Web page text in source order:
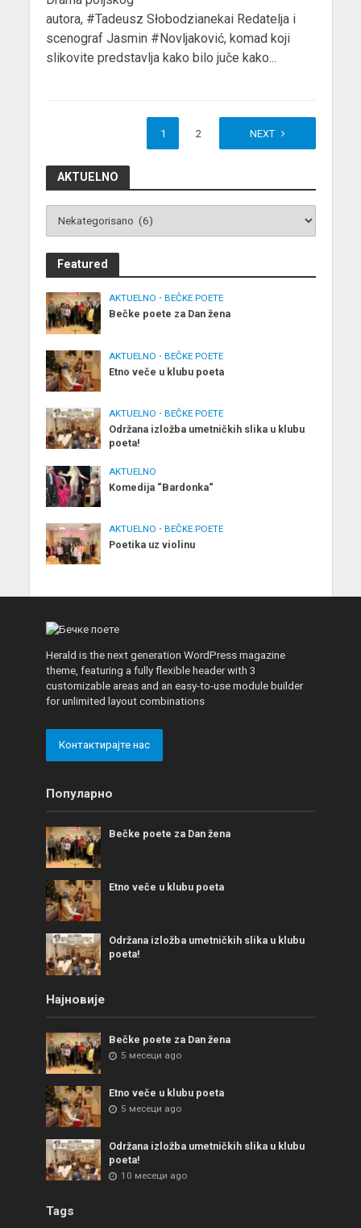
autora, #Tadeusz Słobodzianekai Redatelja i
scenograf Jasmin #Novljaković, komad koji
slikovite predstavlja kako bilo juče kako...
1 2 NEXT
AKTUELNO
Featured
AKTUELNO • BEČKE POETE
Bečke poete za Dan žena
AKTUELNO • BEČKE POETE
Etno veče u klubu poeta
AKTUELNO • BEČKE POETE
Održana izložba umetničkih slika u klubu
poeta!
AKTUELNO
Komedija “Bardonka“
AKTUELNO • BEČKE POETE
Poetika uz violinu
Herald is the next generation WordPress magazine
theme, featuring a fully flexible header with 3
customizable areas and an easy-to-use module builder
for unlimited layout combinations
Контактирајте нас
Популарно
Bečke poete za Dan žena
Etno veče u klubu poeta
Održana izložba umetničkih slika u klubu
poeta!
Најновије
Bečke poete za Dan žena
5 месеци ago
Etno veče u klubu poeta
5 месеци ago
Održana izložba umetničkih slika u klubu
poeta!
10 месеци ago
Tags